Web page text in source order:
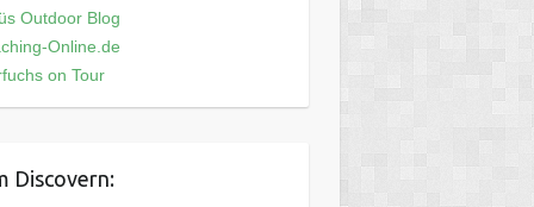
Outdoor Blog
Online.de
on Tour
Discovern: